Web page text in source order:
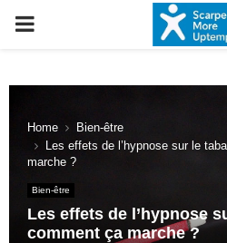
PRIMARY
Home
Bien-être
Les effets de l’hypnose sur le
marche ?
Bien-être
Les effets de l’hypnose
comment ça marche ?